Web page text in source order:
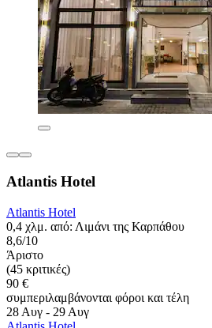
Atlantis Hotel
Atlantis Hotel
0,4 χλμ. από: Λιμάνι της Καρπάθου
8,6/10
Άριστο
(45 κριτικές)
90 €
συμπεριλαμβάνονται φόροι και τέλη
28 Αυγ - 29 Αυγ